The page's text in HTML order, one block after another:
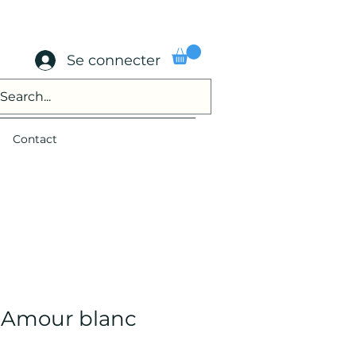
Se connecter
Contact
blanc